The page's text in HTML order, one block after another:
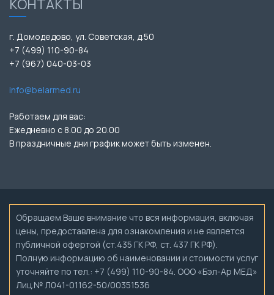
КОНТАКТЫ
г. Домодедово, ул. Советская, д.50
+7 (499) 110-90-84
+7 (967) 040-03-03
info@belarmed.ru
Работаем для вас:
Ежедневно с 8.00 до 20.00
В праздничные дни график может быть изменен.
Обращаем Ваше внимание что вся информация, включая
цены, предоставлена для ознакомления и не является
публичной офертой (ст.435 ГК РФ, ст. 437 ГК РФ).
Полную информацию об наименовании и стоимости услуг
уточняйте по тел.: +7 (499) 110-90-84. ООО «Бэл-Ар МЕД»
Лиц.№ Л041-01162-50/00351536